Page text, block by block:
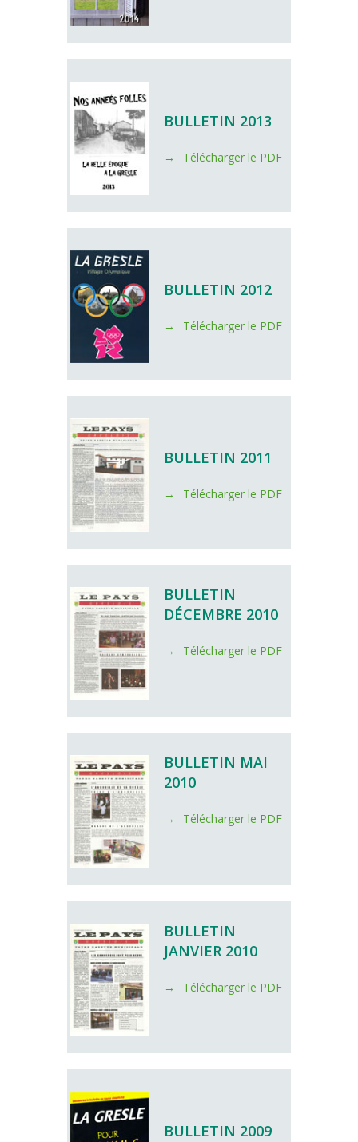
BULLETIN 2013
Télécharger le PDF
BULLETIN 2012
Télécharger le PDF
BULLETIN 2011
Télécharger le PDF
BULLETIN
DÉCEMBRE 2010
Télécharger le PDF
BULLETIN MAI
2010
Télécharger le PDF
BULLETIN
JANVIER 2010
Télécharger le PDF
BULLETIN 2009